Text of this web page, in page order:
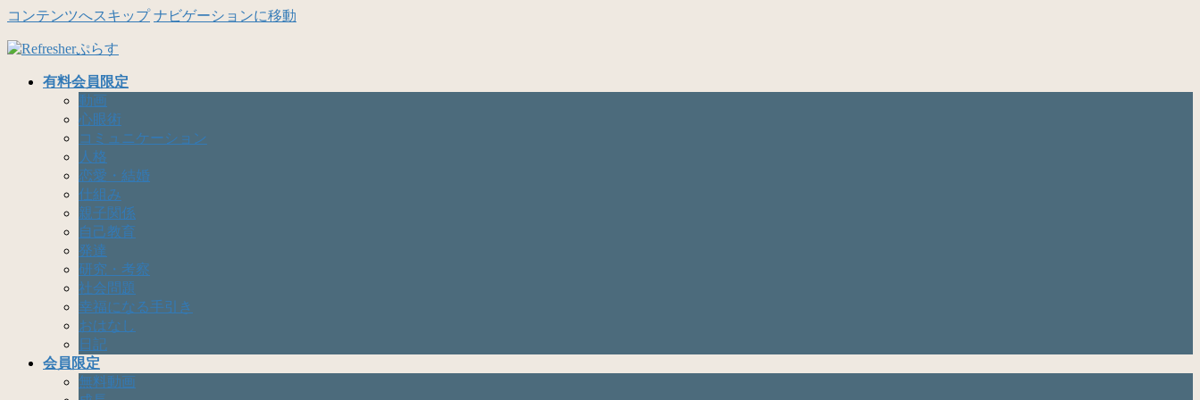
コンテンツへスキップ ナビゲーションに移動
有料会員限定
動画
心眼術
コミュニケーション
人格
恋愛・結婚
仕組み
親子関係
自己教育
発達
研究・考察
社会問題
幸福になる手引き
おはなし
日記
会員限定
無料動画